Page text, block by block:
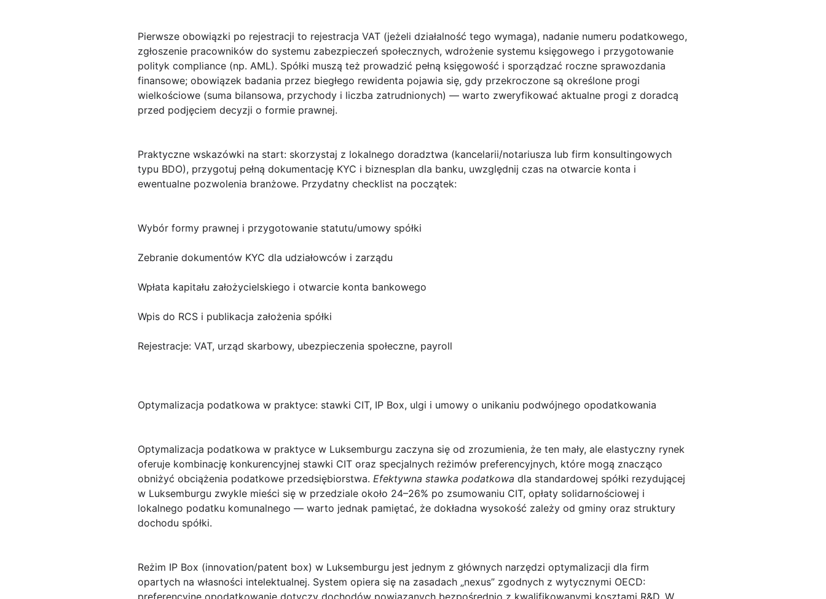
Pierwsze obowiązki po rejestracji to rejestracja VAT (jeżeli działalność tego wymaga), nadanie numeru podatkowego,
zgłoszenie pracowników do systemu zabezpieczeń społecznych, wdrożenie systemu księgowego i przygotowanie
polityk compliance (np. AML). Spółki muszą też prowadzić pełną księgowość i sporządzać roczne sprawozdania
finansowe; obowiązek badania przez biegłego rewidenta pojawia się, gdy przekroczone są określone progi
wielkościowe (suma bilansowa, przychody i liczba zatrudnionych) — warto zweryfikować aktualne progi z doradcą
przed podjęciem decyzji o formie prawnej.
Praktyczne wskazówki na start: skorzystaj z lokalnego doradztwa (kancelarii/notariusza lub firm konsultingowych
typu BDO), przygotuj pełną dokumentację KYC i biznesplan dla banku, uwzględnij czas na otwarcie konta i
ewentualne pozwolenia branżowe. Przydatny checklist na początek:
Wybór formy prawnej i przygotowanie statutu/umowy spółki
Zebranie dokumentów KYC dla udziałowców i zarządu
Wpłata kapitału założycielskiego i otwarcie konta bankowego
Wpis do RCS i publikacja założenia spółki
Rejestracje: VAT, urząd skarbowy, ubezpieczenia społeczne, payroll
Optymalizacja podatkowa w praktyce: stawki CIT, IP Box, ulgi i umowy o unikaniu podwójnego opodatkowania
Optymalizacja podatkowa w praktyce w Luksemburgu zaczyna się od zrozumienia, że ten mały, ale elastyczny rynek
oferuje kombinację konkurencyjnej stawki CIT oraz specjalnych reżimów preferencyjnych, które mogą znacząco
obniżyć obciążenia podatkowe przedsiębiorstwa. Efektywna stawka podatkowa dla standardowej spółki rezydującej
w Luksemburgu zwykle mieści się w przedziale około 24–26% po zsumowaniu CIT, opłaty solidarnościowej i
lokalnego podatku komunalnego — warto jednak pamiętać, że dokładna wysokość zależy od gminy oraz struktury
dochodu spółki.
Reżim IP Box (innovation/patent box) w Luksemburgu jest jednym z głównych narzędzi optymalizacji dla firm
opartych na własności intelektualnej. System opiera się na zasadach „nexus” zgodnych z wytycznymi OECD:
preferencyjne opodatkowanie dotyczy dochodów powiązanych bezpośrednio z kwalifikowanymi kosztami R&D. W